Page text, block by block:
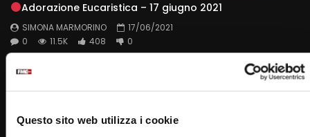
Questo sito web utilizza i cookie
Adorazione Eucaristica – 17 giugno 2021
SIMONA MARMORINO
17/06/2021
0
11.5K 408 0